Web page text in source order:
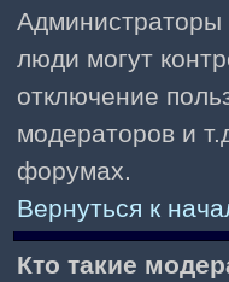
люди могут
отключение
модераторов и
форумах.
Вернуться к
Кто такие